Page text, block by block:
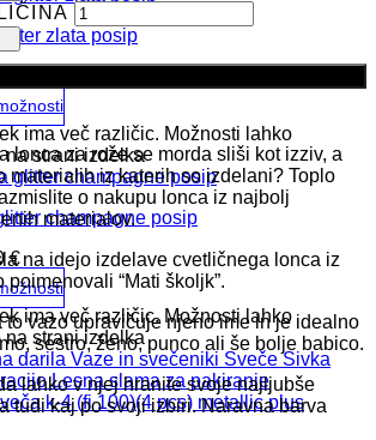
zlata posip
ima več različic. Možnosti lahko
na strani izdelka
champagne posip
€
ima več različic. Možnosti lahko
na strani izdelka
darila Vaze in svečeniki Sveče Sivka
Lesna slama za pakiranje
lonca za rože se morda sliši kot izziv, a
materialih iz katerih so izdelani? Toplo
o nakupu lonca iz najbolj
materialov.
na idejo izdelave cvetličnega lonca iz
“Mati školjk”.
to vazo upravičuje njeno ime in je idealno
sestro, ženo, punco ali še bolje babico.
lahko v njej hranite svoje najljubše
tudi kaj po svoji izbiri. Naravna barva